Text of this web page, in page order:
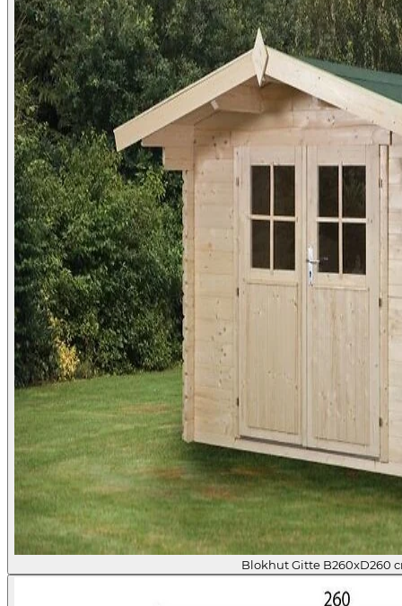
Blokhut Gitte B260xD260